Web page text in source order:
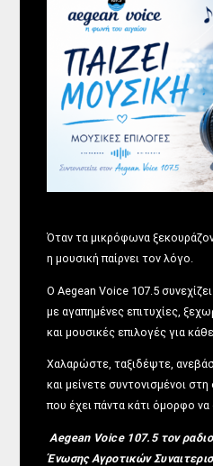
Όταν τα μικρόφωνα
η μουσική παίρνει τον λόγο.
Ο Aegean Voice 107.5
με αγαπημένες επιτυχίες,
και μουσικές επιλογές για
Χαλαρώστε, ταξιδέψτε,
και μείνετε συντονισμένοι
που έχει πάντα κάτι όμορφο να
Aegean Voice 107.5 τον
Ένωσης Αγροτικών